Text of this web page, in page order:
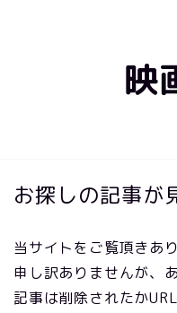
映
お探しの記事が
当サイトをご覧頂きあ
申し訳ありませんが、
記事は削除されたか